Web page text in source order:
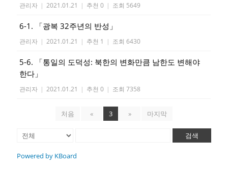
관리자 | 2021.01.21 | 추천 0 | 조회 5649
6-1. 「광복 32주년의 반성」
관리자 | 2021.01.21 | 추천 1 | 조회 6430
5-6. 「통일의 도덕성: 북한의 변화만큼 남한도 변해야
한다」
관리자 | 2021.01.21 | 추천 0 | 조회 7358
처음 « 3 » 마지막
검색
Powered by KBoard